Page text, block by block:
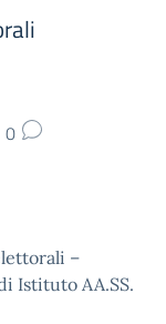
0
–
Istituto AA.SS.